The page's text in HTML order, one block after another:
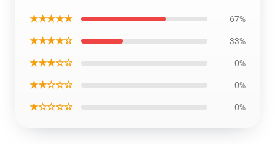
★★★★★ 67%
★★★★☆ 33%
★★★☆☆ 0%
★★☆☆☆ 0%
★☆☆☆☆ 0%